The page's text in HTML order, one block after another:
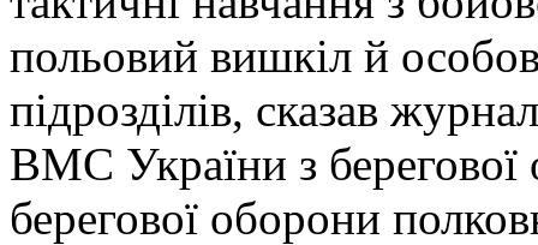
польовий вишкіл й
підрозділів, сказав
ВМС України з берегової
берегової оборони